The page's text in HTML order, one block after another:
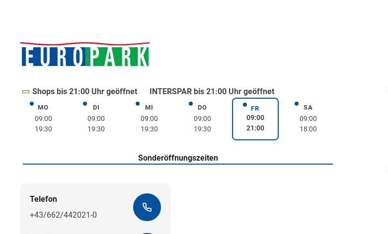
Shops bis 21:00 Uhr geöffnet INTERSPAR bis 21:00 Uhr geöffnet
MOMontag
09:00
19:30
DIDienstag
09:00
19:30
MIMittwoch
09:00
19:30
DODonnerstag
09:00
19:30
FRFreitag
09:00
21:00
SASamstag
09:00
18:00
Sonderöffnungszeiten
Telefon
+43/662/442021-0